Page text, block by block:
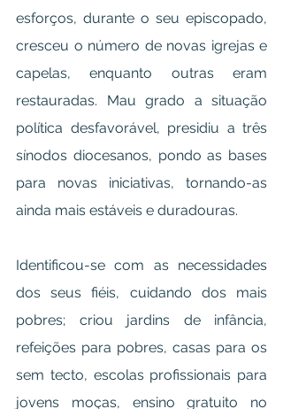
esforços, durante o seu episcopado,
cresceu o número de novas igrejas e
capelas, enquanto outras eram
restauradas. Mau grado a situação
política desfavorável, presidiu a três
sínodos diocesanos, pondo as bases
para novas iniciativas, tornando-as
ainda mais estáveis e duradouras.
Identificou-se com as necessidades
dos seus fiéis, cuidando dos mais
pobres; criou jardins de infância,
refeições para pobres, casas para os
sem tecto, escolas profissionais para
jovens moças, ensino gratuito no